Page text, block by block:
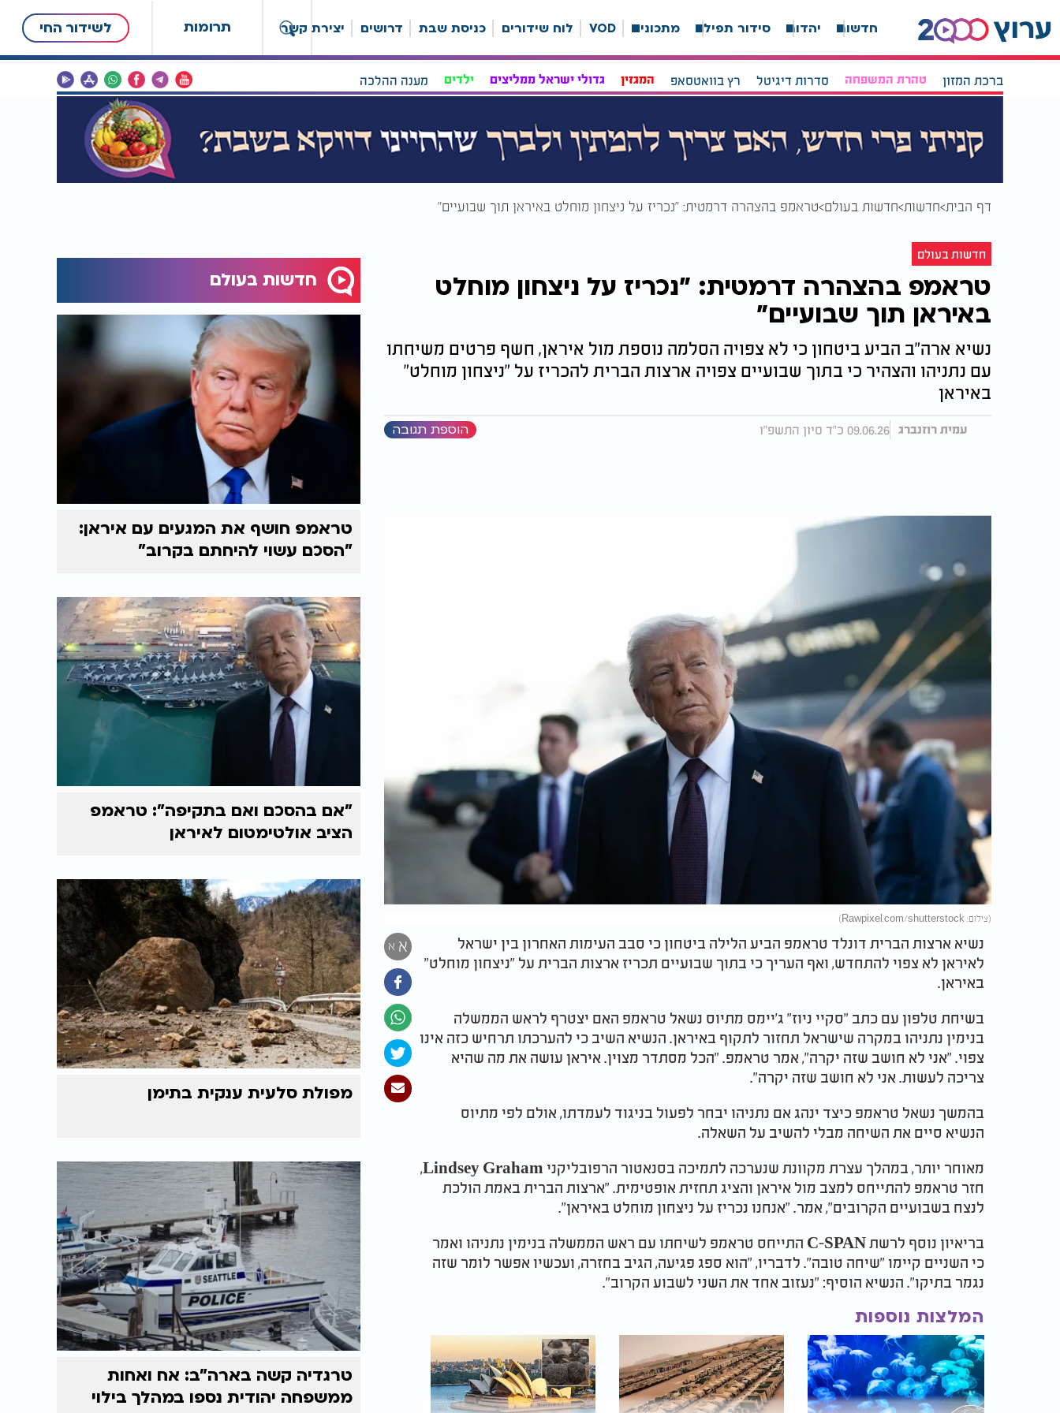
תרומות לשידור החי חדשות יהדות סידור תפילה מתכונים VOD לוח שידורים כניסת שבת דרושים יצירת קשר
ברכת המזון טהרת המשפחה סדרות דיגיטל רץ בוואטסאפ המגזין גדולי ישראל ממליצים ילדים מענה ההלכה
דף הבית חדשות חדשות בעולם טראמפ בהצהרה דרמטית: "נכריז על ניצחון מוחלט באיראן תוך שבועיים"
חדשות בעולם
טראמפ בהצהרה דרמטית: "נכריז על ניצחון מוחלט
באיראן תוך שבועיים"
נשיא ארה"ב הביע ביטחון כי לא צפויה הסלמה נוספת מול איראן, חשף פרטים משיחתו
עם נתניהו והצהיר כי בתוך שבועיים צפויה ארצות הברית להכריז על "ניצחון מוחלט"
באיראן
עמית רוזנברג 09.06.26 כ"ד סיון התשפ"ו הוספת תגובה
(צילום: Rawpixel.com/shutterstock)
א א
נשיא ארצות הברית דונלד טראמפ הביע הלילה ביטחון כי סבב העימות האחרון בין ישראל
לאיראן לא צפוי להתחדש, ואף העריך כי בתוך שבועיים תכריז ארצות הברית על "ניצחון מוחלט"
באיראן.
בשיחת טלפון עם כתב "סקיי ניוז" ג'יימס מתיוס נשאל טראמפ האם יצטרף לראש הממשלה
בנימין נתניהו במקרה שישראל תחזור לתקוף באיראן. הנשיא השיב כי להערכתו תרחיש כזה אינו
צפוי. "אני לא חושב שזה יקרה", אמר טראמפ. "הכל מסתדר מצוין. איראן עושה את מה שהיא
צריכה לעשות. אני לא חושב שזה יקרה".
בהמשך נשאל טראמפ כיצד ינהג אם נתניהו יבחר לפעול בניגוד לעמדתו, אולם לפי מתיוס
הנשיא סיים את השיחה מבלי להשיב על השאלה.
מאוחר יותר, במהלך עצרת מקוונת שנערכה לתמיכה בסנאטור הרפובליקני Lindsey Graham,
חזר טראמפ להתייחס למצב מול איראן והציג תחזית אופטימית. "ארצות הברית באמת הולכת
לנצח בשבועיים הקרובים", אמר. "אנחנו נכריז על ניצחון מוחלט באיראן".
בריאיון נוסף לרשת C-SPAN התייחס טראמפ לשיחתו עם ראש הממשלה בנימין נתניהו ואמר
כי השניים קיימו "שיחה טובה". לדבריו, "הוא ספג פגיעה, הגיב בחזרה, ועכשיו אפשר לומר שזה
נגמר בתיקו". הנשיא הוסיף: "נעזוב אחד את השני לשבוע הקרוב".
המלצות נוספות
חדשות בעולם
טראמפ חושף את המגעים עם איראן:
"הסכם עשוי להיחתם בקרוב"
"אם בהסכם ואם בתקיפה": טראמפ
הציב אולטימטום לאיראן
מפולת סלעית ענקית בתימן
טרגדיה קשה בארה"ב: אח ואחות
ממשפחה יהודית נספו במהלך בילוי